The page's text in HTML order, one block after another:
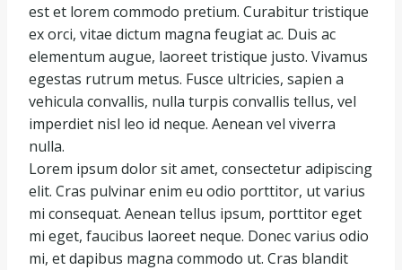
est et lorem commodo pretium. Curabitur tristique
ex orci, vitae dictum magna feugiat ac. Duis ac
elementum augue, laoreet tristique justo. Vivamus
egestas rutrum metus. Fusce ultricies, sapien a
vehicula convallis, nulla turpis convallis tellus, vel
imperdiet nisl leo id neque. Aenean vel viverra
nulla.
Lorem ipsum dolor sit amet, consectetur adipiscing
elit. Cras pulvinar enim eu odio porttitor, ut varius
mi consequat. Aenean tellus ipsum, porttitor eget
mi eget, faucibus laoreet neque. Donec varius odio
mi, et dapibus magna commodo ut. Cras blandit